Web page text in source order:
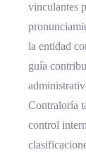
vinculantes
la entidad
guía
Contraloría
control